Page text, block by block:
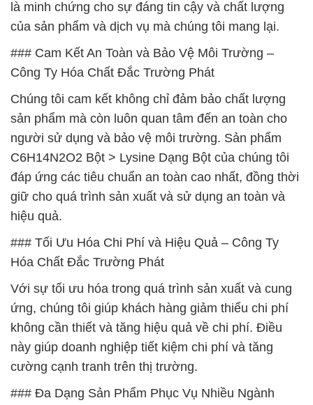
là minh chứng cho sự đáng tin cậy và chất lượng
của sản phẩm và dịch vụ mà chúng tôi mang lại.
### Cam Kết An Toàn và Bảo Vệ Môi Trường –
Công Ty Hóa Chất Đắc Trường Phát
Chúng tôi cam kết không chỉ đảm bảo chất lượng
sản phẩm mà còn luôn quan tâm đến an toàn cho
người sử dụng và bảo vệ môi trường. Sản phẩm
C6H14N2O2 Bột > Lysine Dạng Bột của chúng tôi
đáp ứng các tiêu chuẩn an toàn cao nhất, đồng thời
giữ cho quá trình sản xuất và sử dụng an toàn và
hiệu quả.
### Tối Ưu Hóa Chi Phí và Hiệu Quả – Công Ty
Hóa Chất Đắc Trường Phát
Với sự tối ưu hóa trong quá trình sản xuất và cung
ứng, chúng tôi giúp khách hàng giảm thiểu chi phí
không cần thiết và tăng hiệu quả về chi phí. Điều
này giúp doanh nghiệp tiết kiệm chi phí và tăng
cường cạnh tranh trên thị trường.
### Đa Dạng Sản Phẩm Phục Vụ Nhiều Ngành